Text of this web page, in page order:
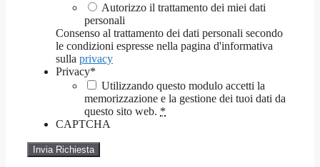
Autorizzo il trattamento dei miei dati
personali
Consenso al trattamento dei dati personali secondo
le condizioni espresse nella pagina d'informativa
sulla privacy
Privacy*
Utilizzando questo modulo accetti la
memorizzazione e la gestione dei tuoi dati da
questo sito web. *
CAPTCHA